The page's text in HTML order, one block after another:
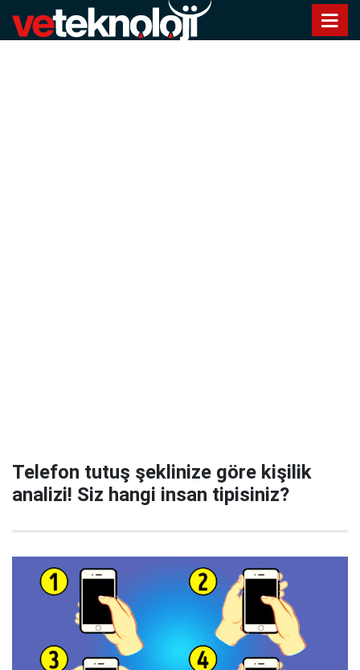
Telefon tutuş şeklinize göre kişilik
analizi! Siz hangi insan tipisiniz?